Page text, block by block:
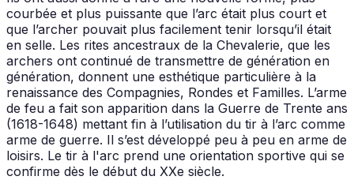
courbée et plus puissante que l’arc était plus court et
que l’archer pouvait plus facilement tenir lorsqu’il était
en selle. Les rites ancestraux de la Chevalerie, que les
archers ont continué de transmettre de génération en
génération, donnent une esthétique particulière à la
renaissance des Compagnies, Rondes et Familles. L’arme
de feu a fait son apparition dans la Guerre de Trente ans
(1618-1648) mettant fin à l’utilisation du tir à l’arc comme
arme de guerre. Il s’est développé peu à peu en arme de
loisirs. Le tir à l'arc prend une orientation sportive qui se
confirme dès le début du XXe siècle.